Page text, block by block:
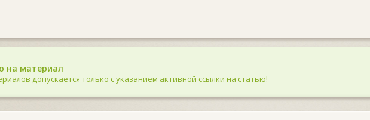
на материал
допускается только с указанием активной ссылки на статью!